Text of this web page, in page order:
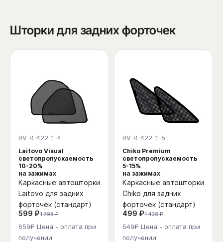
Шторки для задних форточек
RV-R-422-1-4
Laitovo Visual
светопропускаемость
10-20%
на зажимах
Каркасные автошторки
Laitovo для задних
форточек (стандарт)
599 ₽1 798 ₽
659₽ Цена - оплата при
получении
RV-R-422-1-5
Chiko Premium
светопропускаемость
5-15%
на зажимах
Каркасные автошторки
Chiko для задних
форточек (стандарт)
499 ₽1 438 ₽
549₽ Цена - оплата при
получении